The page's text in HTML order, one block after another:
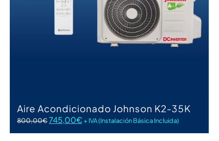
Aire Acondicionado Johnson K2-35K
800,00€745,00€+ IVA (Instalación Básica Incluida)